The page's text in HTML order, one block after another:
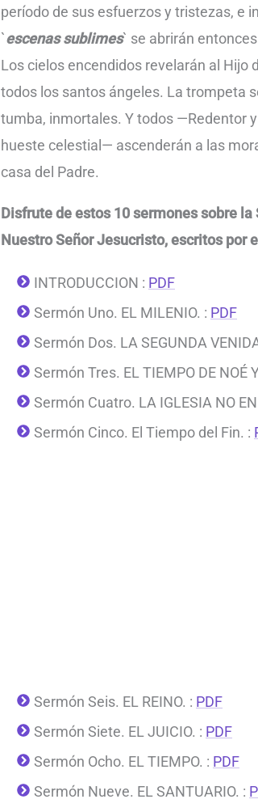
período de sus esfuerzos y tristezas, e
`escenas sublimes` se abrirán
Los cielos encendidos revelarán al Hijo
todos los santos ángeles. La trompeta
tumba, inmortales. Y todos —Redentor
hueste celestial— ascenderán a las
casa del Padre.
Disfrute de estos 10 sermones sobre
Nuestro Señor Jesucristo, escritos por
INTRODUCCION : PDF
Sermón Uno. EL MILENIO. : PDF
Sermón Dos. LA SEGUNDA
Sermón Tres. EL TIEMPO DE NOÉ
Sermón Cuatro. LA IGLESIA NO
Sermón Cinco. El Tiempo del Fin. :
Sermón Seis. EL REINO. : PDF
Sermón Siete. EL JUICIO. : PDF
Sermón Ocho. EL TIEMPO. : PDF
Sermón Nueve. EL SANTUARIO. :